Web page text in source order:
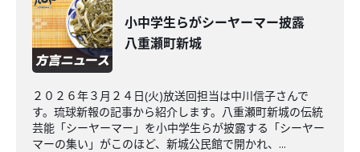
小中学生らがシーヤーマー披露
八重瀬町新城
２０２６年３月２４日(火)放送回担当は中川信子さんで
す。琉球新報の記事から紹介します。八重瀬町新城の伝統
芸能「シーヤーマー」を小中学生らが披露する「シーヤー
マーの集い」がこのほど、新城公民館で開かれ、...